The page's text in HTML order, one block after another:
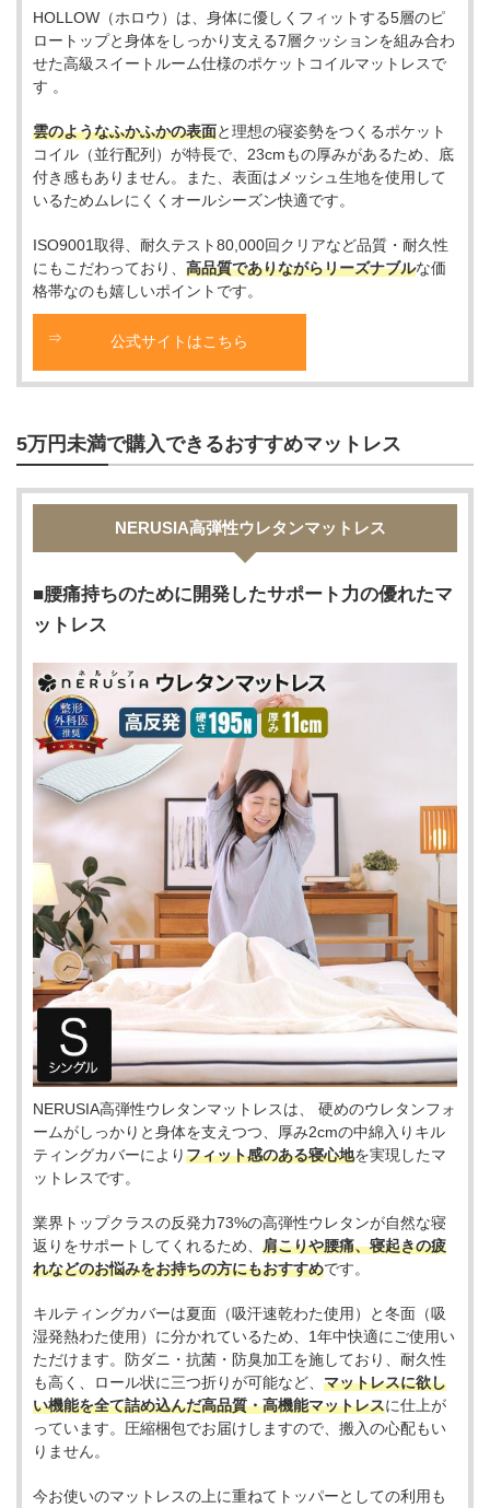
HOLLOW（ホロウ）は、身体に優しくフィットする5層のピ
ロートップと身体をしっかり支える7層クッションを組み合わ
せた高級スイートルーム仕様のポケットコイルマットレスで
す 。
雲のようなふかふかの表面と理想の寝姿勢をつくるポケット
コイル（並行配列）が特長で、23cmもの厚みがあるため、底
付き感もありません。また、表面はメッシュ生地を使用して
いるためムレにくくオールシーズン快適です。
ISO9001取得、耐久テスト80,000回クリアなど品質・耐久性
にもこだわっており、 高品質でありながらリーズナブルな価
格帯なのも嬉しいポイントです。
公式サイトはこちら
5万円未満で購入できるおすすめマットレス
NERUSIA高弾性ウレタンマットレス
腰痛持ちのために開発したサポート力の優れたマ
ットレス
NERUSIA高弾性ウレタンマットレスは、 硬めのウレタンフォ
ームがしっかりと身体を支えつつ、厚み2cmの中綿入りキル
ティングカバーによりフィット感のある寝心地を実現したマ
ットレスです。
業界トップクラスの反発力73%の高弾性ウレタンが自然な寝
返りをサポートしてくれるため、 肩こりや腰痛、寝起きの疲
れなどのお悩みをお持ちの方にもおすすめです。
キルティングカバーは夏面（吸汗速乾わた使用）と冬面（吸
湿発熱わた使用）に分かれているため、1年中快適にご使用い
ただけます。防ダニ・抗菌・防臭加工を施しており、耐久性
も高く、ロール状に三つ折りが可能など、 マットレスに欲し
い機能を全て詰め込んだ高品質・高機能マットレスに仕上が
っています。圧縮梱包でお届けしますので、搬入の心配もい
りません。
今お使いのマットレスの上に重ねてトッパーとしての利用も